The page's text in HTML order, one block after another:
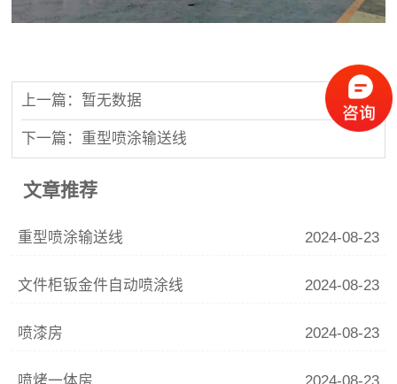
上一篇：暂无数据
下一篇：重型喷涂输送线
文章推荐
重型喷涂输送线 2024-08-23
文件柜钣金件自动喷涂线 2024-08-23
喷漆房 2024-08-23